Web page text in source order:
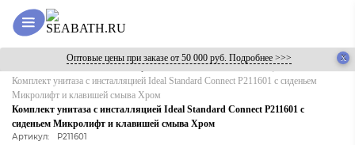
Оптовые цены при заказе от 50 000 руб. Подробнее >>>
Каталог Готовые решения
Унитазы с инсталляцией
Комплект унитаза с инсталляцией Ideal Standard Connect P211601 с сиденьем
Микролифт и клавишей смыва Хром
Комплект унитаза с инсталляцией Ideal Standard Connect P211601 с
сиденьем Микролифт и клавишей смыва Хром
Артикул: P211601